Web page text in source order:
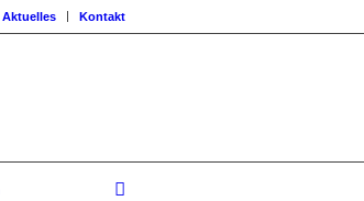
Aktuelles Kontakt